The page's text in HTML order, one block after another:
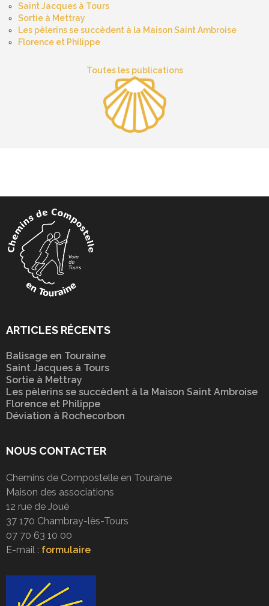
Saint Jacques à Tours
Sortie à Mettray
Les pèlerins se succèdent à la Maison Saint Ambroise
Florence et Philippe
Toutes les publications
ARTICLES RÉCENTS
Balisage en Touraine
Saint Jacques à Tours
Sortie à Mettray
Les pèlerins se succèdent à la Maison Saint Ambroise
Florence et Philippe
Déviation à Rochecorbon
NOUS CONTACTER
Chemins de Compostelle en Touraine
Maison des associations
12 rue de Joué
37 170 Chambray-lès-Tours
07 70 63 10 00
E-mail : formulaire